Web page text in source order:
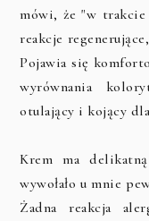
mówi, że "w trakcie
reakcje
Pojawia się
wyrównania
otulający i kojący
Krem ma
wywołało u mnie
Żadna reakcja